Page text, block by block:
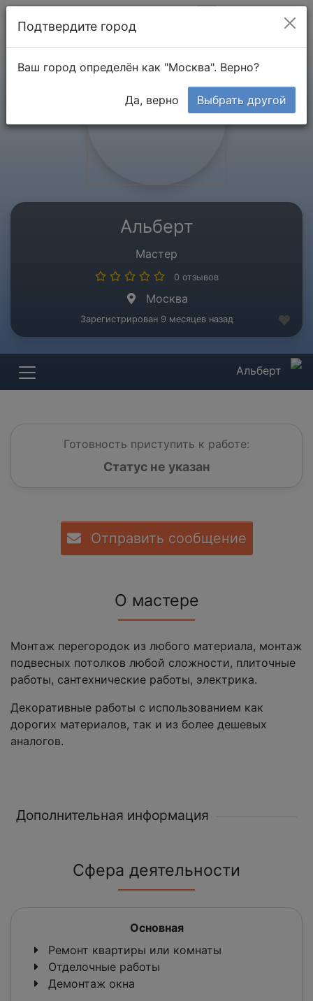
Альберт
Мастер
0 отзывов
Москва
Зарегистрирован 9 месяцев назад
Альберт
Готовность приступить к работе:
Статус не указан
Отправить сообщение
О мастере
Монтаж перегородок из любого материала, монтаж
подвесных потолков любой сложности, плиточные
работы, сантехнические работы, электрика.
Декоративные работы с использованием как
дорогих материалов, так и из более дешевых
аналогов.
Дополнительная информация
Сфера деятельности
Основная
Ремонт квартиры или комнаты
Отделочные работы
Демонтаж окна
Подтвердите город
Ваш город определён как "Москва". Верно?
Да, верно Выбрать другой